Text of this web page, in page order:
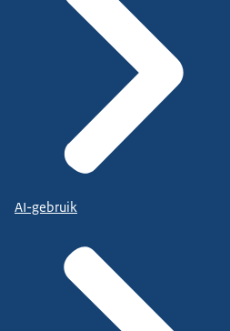
AI-gebruik